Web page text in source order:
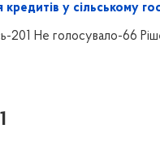
кредитів у сільському
201 Не голосувало-66